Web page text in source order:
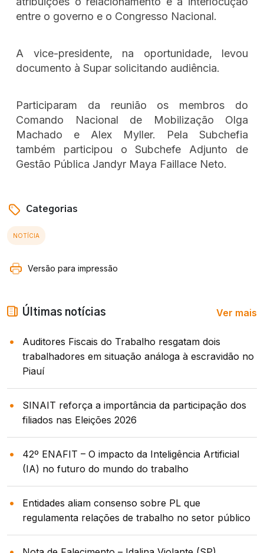
entre o governo e o Congresso Nacional.
A vice-presidente, na oportunidade, levou
documento à Supar solicitando audiência.
Participaram da reunião os membros do
Comando Nacional de Mobilização Olga
Machado e Alex Myller. Pela Subchefia
também participou o Subchefe Adjunto de
Gestão Pública Jandyr Maya Faillace Neto.
Categorias
NOTÍCIA
Versão para impressão
Últimas notícias Ver mais
Auditores Fiscais do Trabalho resgatam dois
trabalhadores em situação análoga à escravidão no
Piauí
SINAIT reforça a importância da participação dos
filiados nas Eleições 2026
42º ENAFIT – O impacto da Inteligência Artificial
(IA) no futuro do mundo do trabalho
Entidades aliam consenso sobre PL que
regulamenta relações de trabalho no setor público